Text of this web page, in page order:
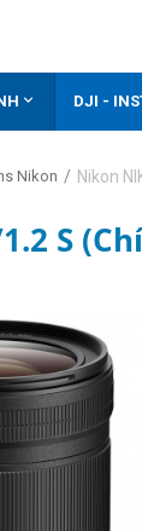
 DJI -
Nikon / Nikon
S